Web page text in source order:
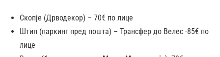
– Aug
19
Скопје (Дрводекор) – 70€ по лице
Штип (паркинг пред пошта) – Трансфер до Велес -85€ по
лице